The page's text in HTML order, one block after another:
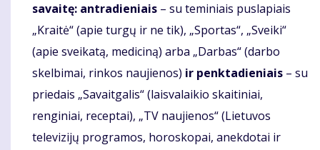
savaitę: antradieniais – su teminiais puslapiais
„Kraitė“ (apie turgų ir ne tik), „Sportas“, „Sveiki“
(apie sveikatą, mediciną) arba „Darbas“ (darbo
skelbimai, rinkos naujienos) ir penktadieniais – su
priedais „Savaitgalis“ (laisvalaikio skaitiniai,
renginiai, receptai), „TV naujienos“ (Lietuvos
televizijų programos, horoskopai, anekdotai ir